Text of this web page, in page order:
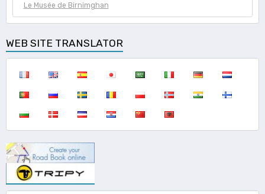
Le Musée de Birnimghan
WEB SITE TRANSLATOR